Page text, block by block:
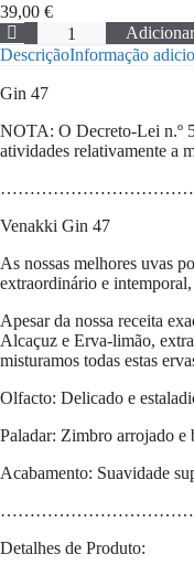
39,00 €
Quantidade
de
Gin
47
DescriçãoInformação
Gin 47
NOTA: O Decreto-Lei n.º
atividades relativamente a
…………………………
Venakki Gin 47
As nossas melhores uvas
extraordinário e
Apesar da nossa receita
Alcaçuz e Erva-limão,
misturamos todas estas
Olfacto: Delicado e
Paladar: Zimbro arrojado e
Acabamento: Suavidade
…………………………
Detalhes de Produto: